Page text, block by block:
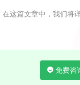
这篇文章中，我们将
免费咨